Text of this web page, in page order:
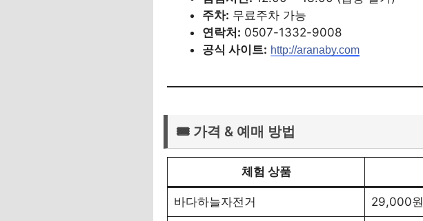
주차: 무료주차 가능
연락처: 0507-1332-9008
공식 사이트: http://aranaby.com
🎟️ 가격 & 예매 방법
체험 상품
바다하늘자전거 29,000원